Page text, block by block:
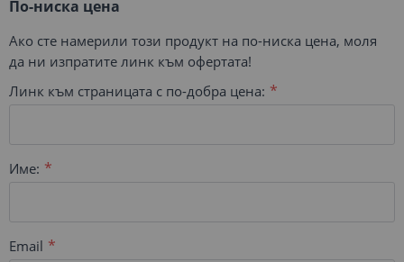
По-ниска цена
Ако сте намерили този продукт на по-ниска цена, моля
да ни изпратите линк към офертата!
Линк към страницата с по-добра цена:
Име:
Email